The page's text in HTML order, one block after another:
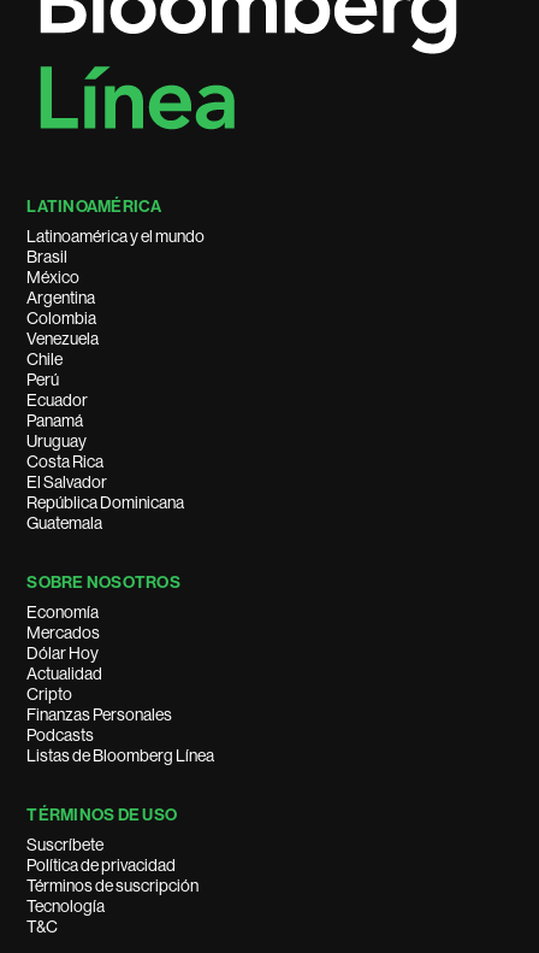
LATINOAMÉRICA
Latinoamérica y el mundo
Brasil
México
Argentina
Colombia
Venezuela
Chile
Perú
Ecuador
Panamá
Uruguay
Costa Rica
El Salvador
República Dominicana
Guatemala
SOBRE NOSOTROS
Economía
Mercados
Dólar Hoy
Actualidad
Cripto
Finanzas Personales
Podcasts
Listas de Bloomberg Línea
TÉRMINOS DE USO
Suscríbete
Política de privacidad
Términos de suscripción
Tecnología
T&C